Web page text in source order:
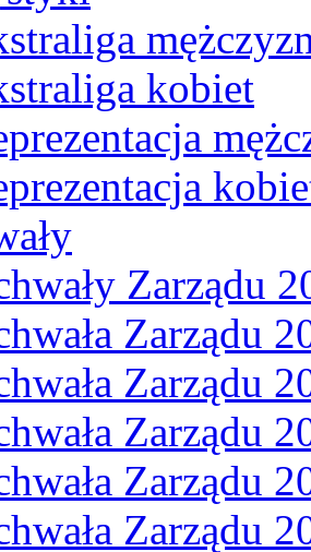
kobiet
Zarządu
Zarządu
Zarządu
Zarządu
Zarządu
Zarządu